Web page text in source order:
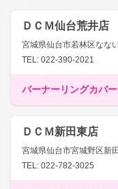
ＤＣＭ仙台荒井店
宮城県仙台市若林区なな
TEL: 022-390-2021
バーナーリングカバ
ＤＣＭ新田東店
宮城県仙台市宮城野区新
TEL: 022-782-3025